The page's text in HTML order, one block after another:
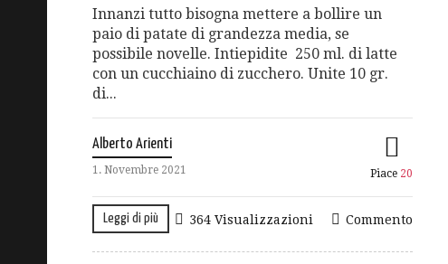
Innanzi tutto bisogna mettere a bollire un
paio di patate di grandezza media, se
possibile novelle. Intiepidite 250 ml. di latte
con un cucchiaino di zucchero. Unite 10 gr.
di...
Alberto Arienti
1. Novembre 2021 Piace 20
Leggi di più Commento
364 Visualizzazioni